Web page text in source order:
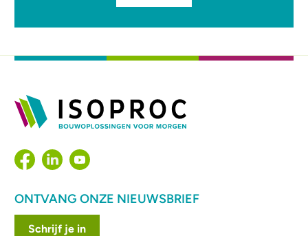
ONTVANG ONZE NIEUWSBRIEF
Schrijf je in